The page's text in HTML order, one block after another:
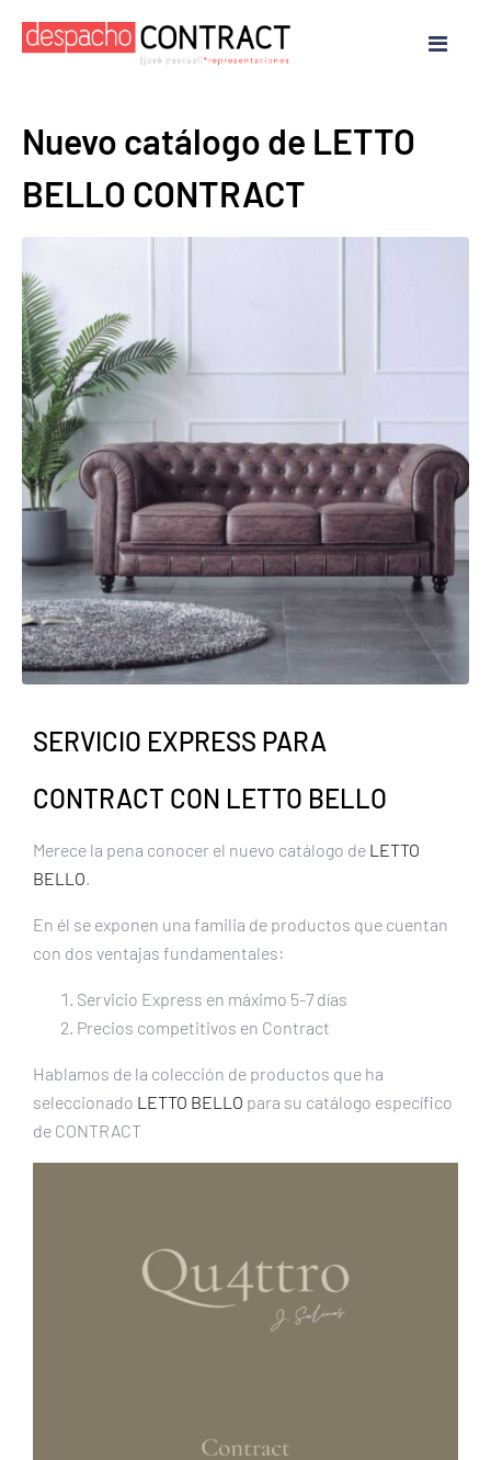
Nuevo catálogo de LETTO
BELLO CONTRACT
SERVICIO EXPRESS PARA
CONTRACT CON LETTO BELLO
Merece la pena conocer el nuevo catálogo de LETTO
BELLO
En él se exponen una familia de productos que cuentan
con dos ventajas fundamentales:
Servicio Express en máximo 5-7 días
Precios competitivos en Contract
Hablamos de la colección de productos que ha
seleccionado LETTO BELLO para su catálogo específico
de CONTRACT